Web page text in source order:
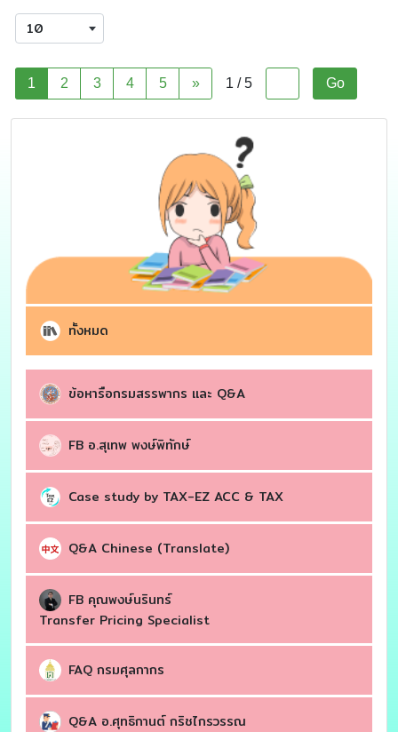
ทั้งหมด
ข้อหารือกรมสรรพากร เเละ Q&A
FB อ.สุเทพ พงษ์พิทักษ์
Case study by TAX-EZ ACC & TAX
Q&A Chinese (Translate)
FB คุณพงษ์นรินทร์
Transfer Pricing Specialist
FAQ กรมศุลกากร
Q&A อ.ศุทธิกานต์ กริชไกรวรรณ
10
1 2 3 4 5 » 1 / 5